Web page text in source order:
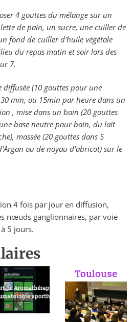
4 gouttes du mélange sur un
de pain, un sucre, une cuiller de
fond de cuiller d'huile végétale
du repas matin et soir lors des
7.
(10 gouttes pour une
min, ou 15min par heure dans un
, mise dans un bain (20 gouttes
base neutre pour bain, du lait
massée (20 gouttes dans 5
ou de noyau d'abricot) sur le
4 fois par jour en diffusion,
nœuds ganglionnaires, par voie
5 jours.